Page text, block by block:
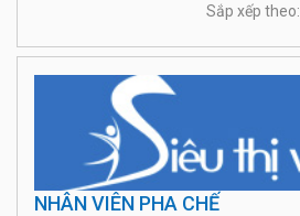
Sắp xếp theo:
NHÂN VIÊN PHA CHẾ